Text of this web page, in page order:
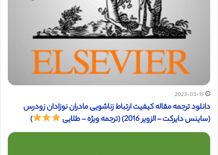
2023-03-15
دانلود ترجمه مقاله کیفیت ارتباط زناشویی مادران نوزادان زودرس
(ساینس دایرکت – الزویر 2016) (ترجمه ویژه – طلایی
)